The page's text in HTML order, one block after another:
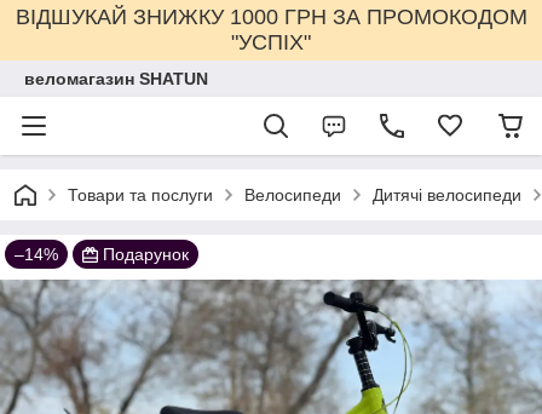
ВІДШУКАЙ ЗНИЖКУ 1000 ГРН ЗА ПРОМОКОДОМ
"УСПІХ"
веломагазин SHATUN
Товари та послуги Велосипеди Дитячі велосипеди
–14% Подарунок